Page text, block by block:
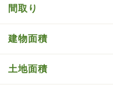
間取り
建物面積
土地面積